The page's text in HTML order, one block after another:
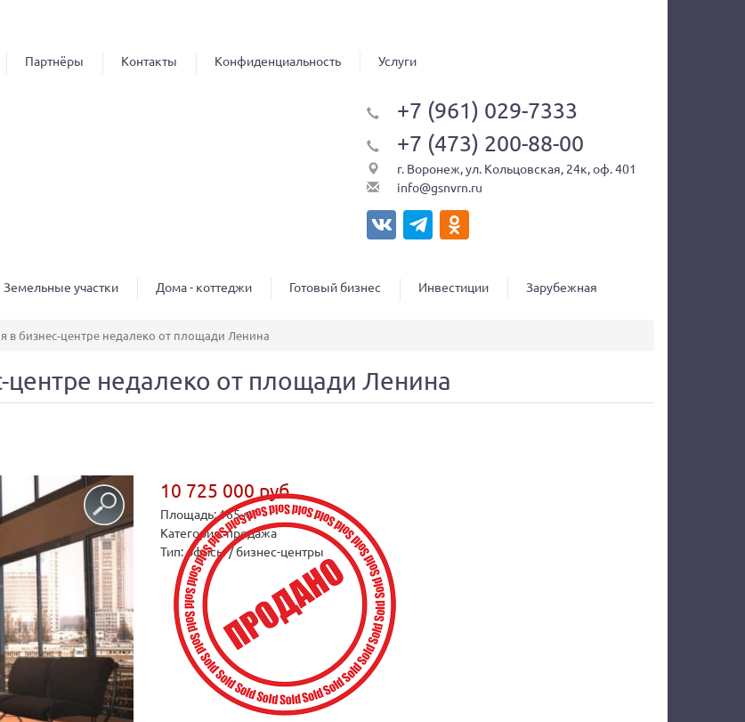
Партнёры Контакты Конфиденциальность Услуги
+7 (961) 029-7333
+7 (473) 200-88-00
г. Воронеж, ул. Кольцовская, 24к, оф. 401
info@gsnvrn.ru
Земельные участки Дома - коттеджи Готовый бизнес Инвестиции Зарубежная
бизнес-центре недалеко от площади Ленина
недалеко от площади Ленина
10 725 000 руб.
Площадь: 165 м²
Категория: продажа
Тип: офисы / бизнес-центры